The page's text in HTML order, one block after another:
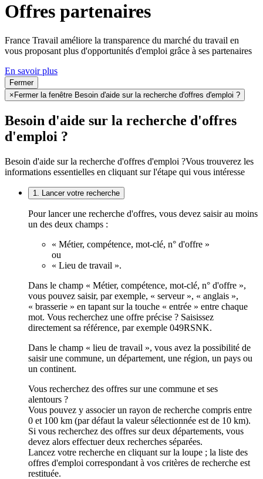
Offres partenaires
France Travail améliore la transparence du marché du travail en
vous proposant plus d'opportunités d'emploi grâce à ses partenaires
En savoir plus
Fermer
×Fermer la fenêtre Besoin d'aide sur la recherche d'offres d'emploi ?
Besoin d'aide sur la recherche d'offres
d'emploi ?
Besoin d'aide sur la recherche d'offres d'emploi ?Vous trouverez les
informations essentielles en cliquant sur l'étape qui vous intéresse
1. Lancer votre recherche
Pour lancer une recherche d'offres, vous devez saisir au moins
un des deux champs :
« Métier, compétence, mot-clé, n° d'offre »
ou
« Lieu de travail ».
Dans le champ « Métier, compétence, mot-clé, n° d'offre »,
vous pouvez saisir, par exemple, « serveur », « anglais »,
« brasserie » en tapant sur la touche « entrée » entre chaque
mot. Vous recherchez une offre précise ? Saisissez
directement sa référence, par exemple 049RSNK.
Dans le champ « lieu de travail », vous avez la possibilité de
saisir une commune, un département, une région, un pays ou
un continent.
Vous recherchez des offres sur une commune et ses
alentours ?
Vous pouvez y associer un rayon de recherche compris entre
0 et 100 km (par défaut la valeur sélectionnée est de 10 km).
Si vous recherchez des offres sur deux départements, vous
devez alors effectuer deux recherches séparées.
Lancez votre recherche en cliquant sur la loupe ; la liste des
offres d'emploi correspondant à vos critères de recherche est
restituée.